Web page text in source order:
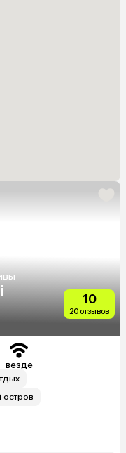
10
20 отзывов
везде
остров